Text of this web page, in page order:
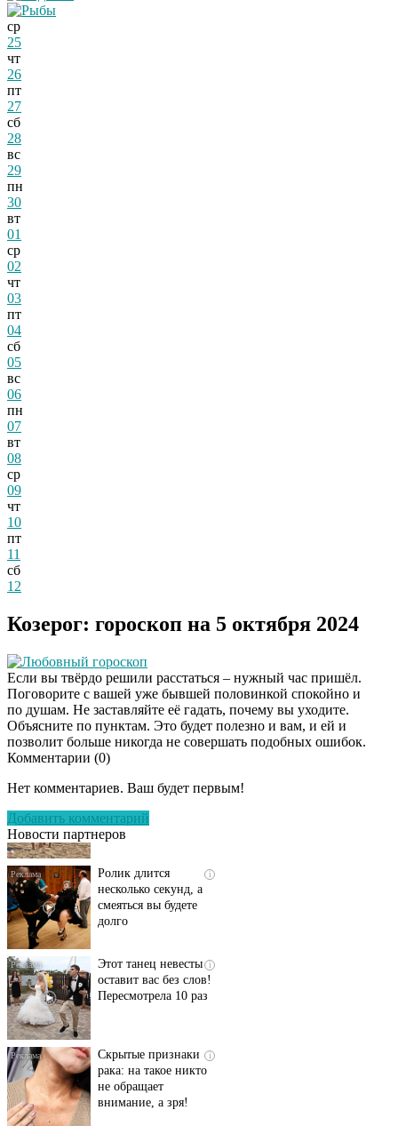
ср
25
чт
26
пт
27
сб
28
вс
29
пн
30
вт
01
ср
02
чт
03
пт
04
сб
05
вс
06
пн
07
вт
08
ср
09
чт
10
пт
11
сб
12
Козерог: гороскоп на 5 октября 2024
Любовный гороскоп
Если вы твёрдо решили расстаться – нужный час пришёл.
Поговорите с вашей уже бывшей половинкой спокойно и
по душам. Не заставляйте её гадать, почему вы уходите.
Объясните по пунктам. Это будет полезно и вам, и ей и
позволит больше никогда не совершать подобных ошибок.
Комментарии (0)
Нет комментариев. Ваш будет первым!
Добавить комментарий
Новости партнеров
Скрытая камера на
люди вытворяют, когда
их не видят...
несколько секунд, а
смеяться вы будете
оставит вас без слов!
Пересмотрела 10 раз
рака: на такое никто
не обращает
внимание, а зря!